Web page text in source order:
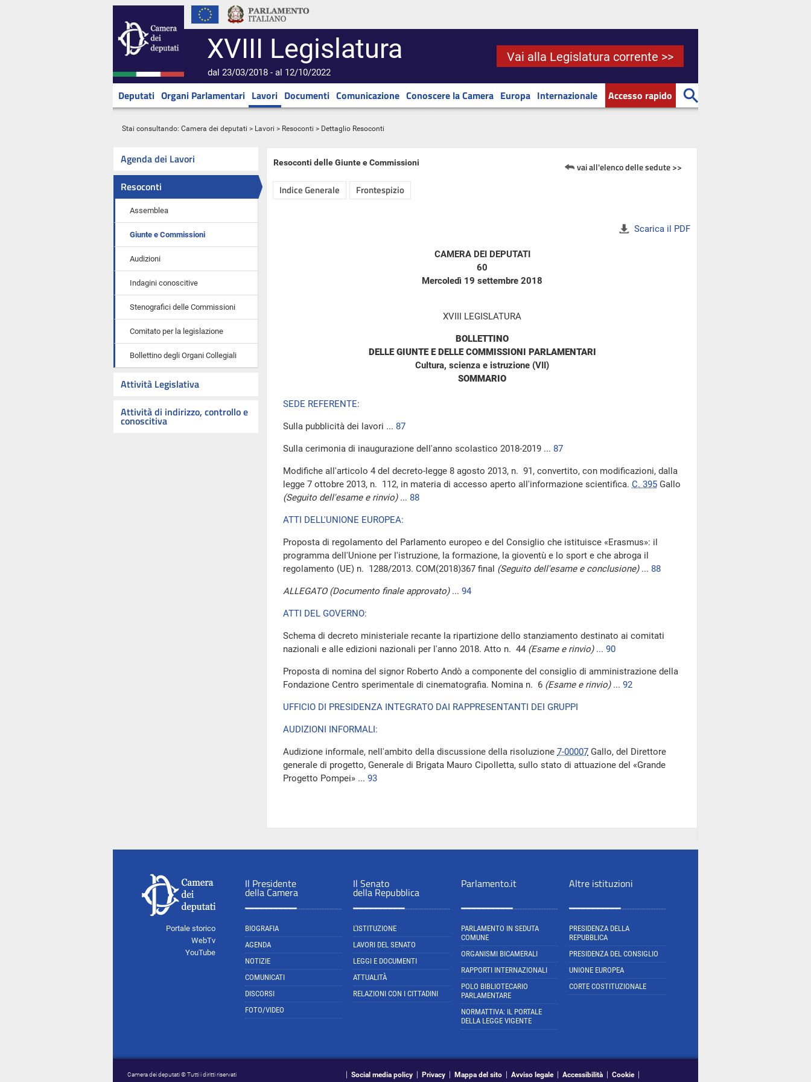
XVIII Legislatura
dal 23/03/2018 - al 12/10/2022
Vai alla Legislatura corrente >>
Deputati Organi Parlamentari Lavori Documenti Comunicazione Conoscere la Camera Europa Internazionale Accesso rapido
Stai consultando: Camera dei deputati > Lavori > Resoconti > Dettaglio Resoconti
Agenda dei Lavori
Resoconti
Assemblea
Giunte e Commissioni
Audizioni
Indagini conoscitive
Stenografici delle Commissioni
Comitato per la legislazione
Bollettino degli Organi Collegiali
Attività Legislativa
Attività di indirizzo, controllo e
conoscitiva
Resoconti delle Giunte e Commissioni vai all'elenco delle sedute >>
Indice Generale Frontespizio
Scarica il PDF
CAMERA DEI DEPUTATI
60
Mercoledì 19 settembre 2018
XVIII LEGISLATURA
BOLLETTINO
DELLE GIUNTE E DELLE COMMISSIONI PARLAMENTARI
Cultura, scienza e istruzione (VII)
SOMMARIO
SEDE REFERENTE:
Sulla pubblicità dei lavori ... 87
Sulla cerimonia di inaugurazione dell'anno scolastico 2018-2019 ... 87
Modifiche all'articolo 4 del decreto-legge 8 agosto 2013, n. 91, convertito, con modificazioni, dalla
legge 7 ottobre 2013, n. 112, in materia di accesso aperto all'informazione scientifica. C. 395 Gallo
(Seguito dell'esame e rinvio)... 88
ATTI DELL'UNIONE EUROPEA:
Proposta di regolamento del Parlamento europeo e del Consiglio che istituisce «Erasmus»: il
programma dell'Unione per l'istruzione, la formazione, la gioventù e lo sport e che abroga il
regolamento (UE) n. 1288/2013. COM(2018)367 final (Seguito dell'esame e conclusione)... 88
ALLEGATO (Documento finale approvato)... 94
ATTI DEL GOVERNO:
Schema di decreto ministeriale recante la ripartizione dello stanziamento destinato ai comitati
nazionali e alle edizioni nazionali per l'anno 2018. Atto n. 44 (Esame e rinvio)... 90
Proposta di nomina del signor Roberto Andò a componente del consiglio di amministrazione della
Fondazione Centro sperimentale di cinematografia. Nomina n. 6 (Esame e rinvio)... 92
UFFICIO DI PRESIDENZA INTEGRATO DAI RAPPRESENTANTI DEI GRUPPI
AUDIZIONI INFORMALI:
Audizione informale, nell'ambito della discussione della risoluzione 7-00007 Gallo, del Direttore
generale di progetto, Generale di Brigata Mauro Cipolletta, sullo stato di attuazione del «Grande
Progetto Pompei» ... 93
Portale storico
WebTv
YouTube
Il Presidente
della Camera
BIOGRAFIA
AGENDA
NOTIZIE
COMUNICATI
DISCORSI
FOTO/VIDEO
Il Senato
della Repubblica
L'ISTITUZIONE
LAVORI DEL SENATO
LEGGI E DOCUMENTI
ATTUALITÀ
RELAZIONI CON I CITTADINI
Parlamento.it
PARLAMENTO IN SEDUTA
COMUNE
ORGANISMI BICAMERALI
RAPPORTI INTERNAZIONALI
POLO BIBLIOTECARIO
PARLAMENTARE
NORMATTIVA: IL PORTALE
DELLA LEGGE VIGENTE
Altre istituzioni
PRESIDENZA DELLA
REPUBBLICA
PRESIDENZA DEL CONSIGLIO
UNIONE EUROPEA
CORTE COSTITUZIONALE
Camera dei deputati © Tutti i diritti riservati Social media policy Privacy Mappa del sito Avviso legale Accessibilità Cookie